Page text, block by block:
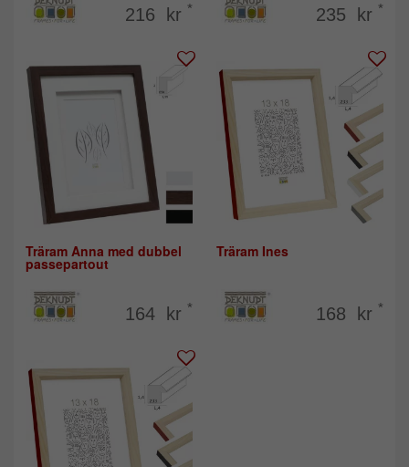
216 kr * 235 kr *
Träram Anna med dubbel
passepartout
164 kr *
Träram Ines
168 kr *